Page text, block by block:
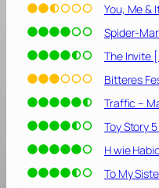
You, Me &
Spider-
The Invite
Bitteres
Traffic –
Toy Story
H wie
To My